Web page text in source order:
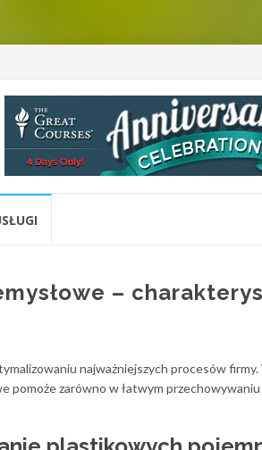
–
najważniejszych procesów
pomoże zarówno w łatwym